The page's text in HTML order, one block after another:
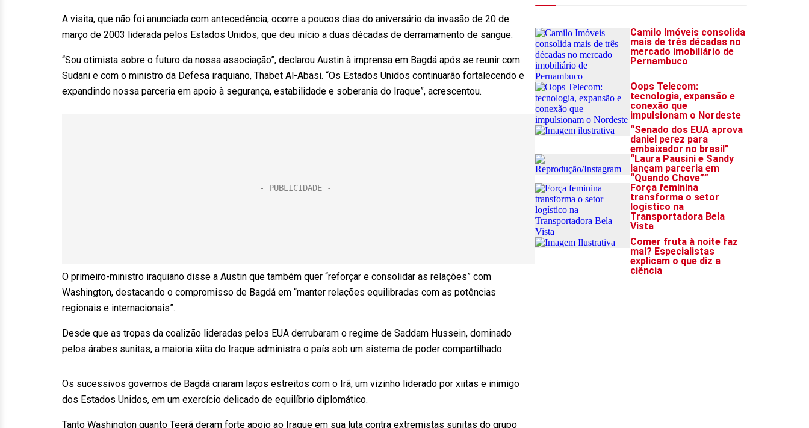
A visita, que não foi anunciada com antecedência, ocorre a poucos dias do aniversário da invasão de 20 de
março de 2003 liderada pelos Estados Unidos, que deu início a duas décadas de derramamento de sangue.
“Sou otimista sobre o futuro da nossa associação”, declarou Austin à imprensa em Bagdá após se reunir com
Sudani e com o ministro da Defesa iraquiano, Thabet Al-Abasi. “Os Estados Unidos continuarão fortalecendo e
expandindo nossa parceria em apoio à segurança, estabilidade e soberania do Iraque”, acrescentou.
O primeiro-ministro iraquiano disse a Austin que também quer “reforçar e consolidar as relações” com
Washington, destacando o compromisso de Bagdá em “manter relações equilibradas com as potências
regionais e internacionais”.
Desde que as tropas da coalizão lideradas pelos EUA derrubaram o regime de Saddam Hussein, dominado
pelos árabes sunitas, a maioria xiita do Iraque administra o país sob um sistema de poder compartilhado.
Os sucessivos governos de Bagdá criaram laços estreitos com o Irã, um vizinho liderado por xiitas e inimigo
dos Estados Unidos, em um exercício delicado de equilíbrio diplomático.
Tanto Washington quanto Teerã deram forte apoio ao Iraque em sua luta contra extremistas sunitas do grupo